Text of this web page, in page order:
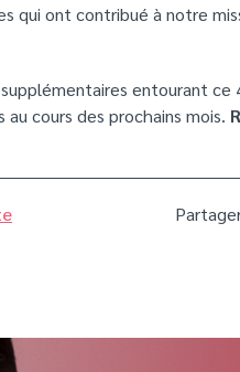
qui ont contribué à notre
entourant ce
cours des prochains mois.